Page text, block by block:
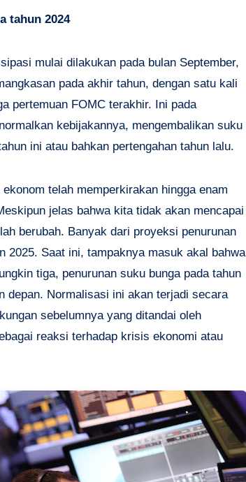
tahun 2024
mulai dilakukan pada bulan September,
pada akhir tahun, dengan satu kali
pertemuan FOMC terakhir. Ini pada
kebijakannya, mengembalikan suku
ini atau bahkan pertengahan tahun lalu.
telah memperkirakan hingga enam
jelas bahwa kita tidak akan mencapai
berubah. Banyak dari proyeksi penurunan
2025. Saat ini, tampaknya masuk akal bahwa
tiga, penurunan suku bunga pada tahun
depan. Normalisasi ini akan terjadi secara
sebelumnya yang ditandai oleh
reaksi terhadap krisis ekonomi atau